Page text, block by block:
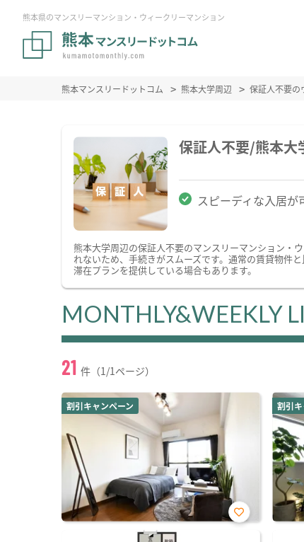
熊本県のマンスリーマンション・ウィークリーマンション
熊本マンスリードットコム 熊本大学周辺 保証人不要の
保証人不要/熊本大
スピーディな入居が
熊本大学周辺の保証人不要のマンスリーマンション・
れないため、手続きがスムーズです。通常の賃貸物件
滞在プランを提供している場合もあります。
MONTHLY&WEEKLY
21 件（1/1ページ）
割引キャンペーン
お気
割引